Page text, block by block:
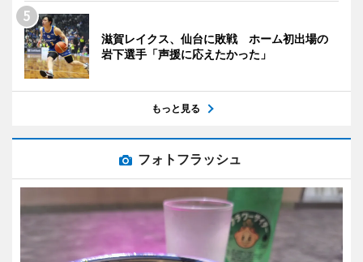
滋賀レイクス、仙台に敗戦 ホーム初出場の
岩下選手「声援に応えたかった」
もっと見る
フォトフラッシュ